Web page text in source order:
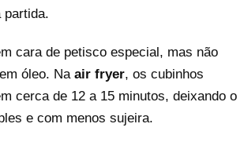
partida.
cara de petisco especial, mas não
óleo. Na air fryer, os cubinhos
cerca de 12 a 15 minutos, deixando o
e com menos sujeira.